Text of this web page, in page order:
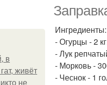
в
живёт
не
Ингредиенты:
- Огурцы - 2
- Лук
- Морковь -
- Чеснок - 1